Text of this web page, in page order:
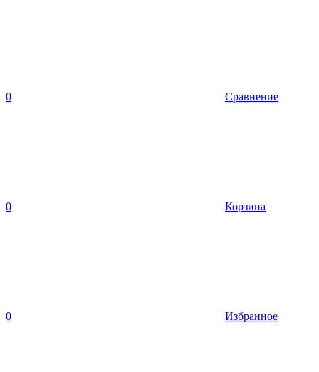
0 Сравнение
0 Корзина
0 Избранное